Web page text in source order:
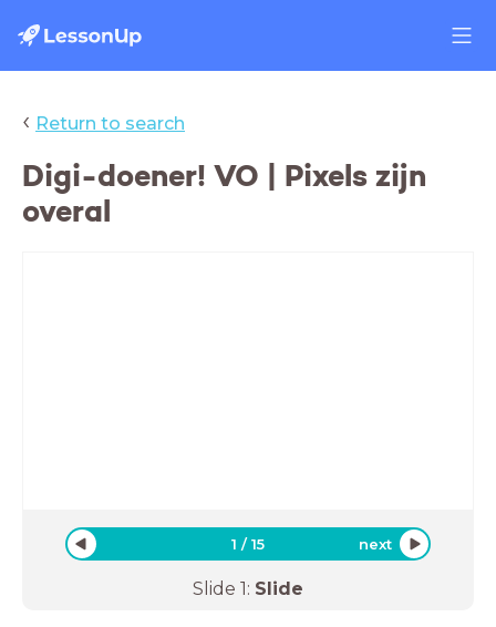
‹ Return to search
Digi-doener! VO | Pixels zijn
overal
1 /15 next
Slide 1: Slide